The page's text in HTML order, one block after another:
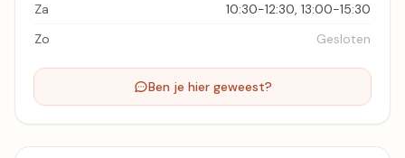
Za
10:30-12:30, 13:00-15:30
Zo
Gesloten
Ben je hier geweest?